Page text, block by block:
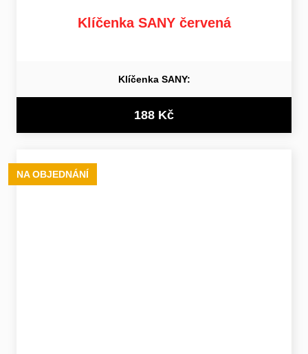
Klíčenka SANY červená
Klíčenka SANY:
188 Kč
NA OBJEDNÁNÍ